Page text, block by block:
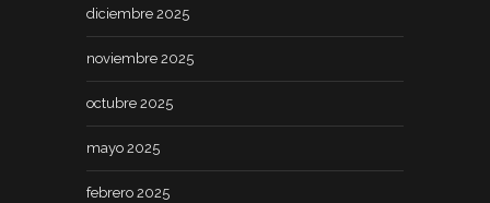
diciembre 2025
noviembre 2025
octubre 2025
mayo 2025
febrero 2025